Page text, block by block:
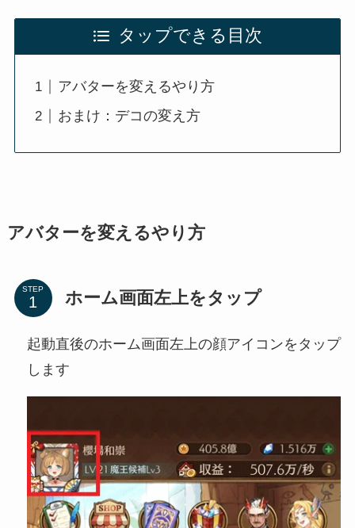
タップできる目次
アバターを変えるやり方
おまけ：デコの変え方
アバターを変えるやり方
STEP ホーム画面左上をタップ
起動直後のホーム画面左上の顔アイコンをタップ
します